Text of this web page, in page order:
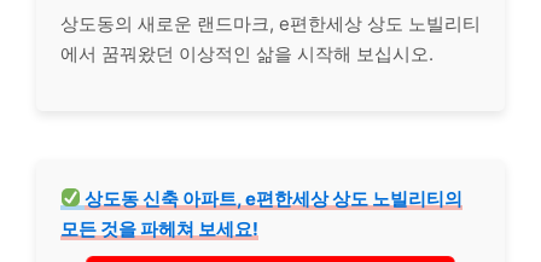
상도동의 새로운 랜드마크, e편한세상 상도 노빌리티
에서 꿈꿔왔던 이상적인 삶을 시작해 보십시오.
상도동 신축 아파트, e편한세상 상도 노빌리티의
모든 것을 파헤쳐 보세요!